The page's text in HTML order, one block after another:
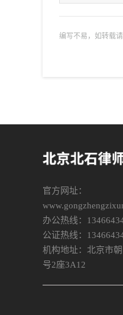
编写不易，如转载请
官方网址：
办公热线：
公证热线：
机构地址：北京市
号2座3A12